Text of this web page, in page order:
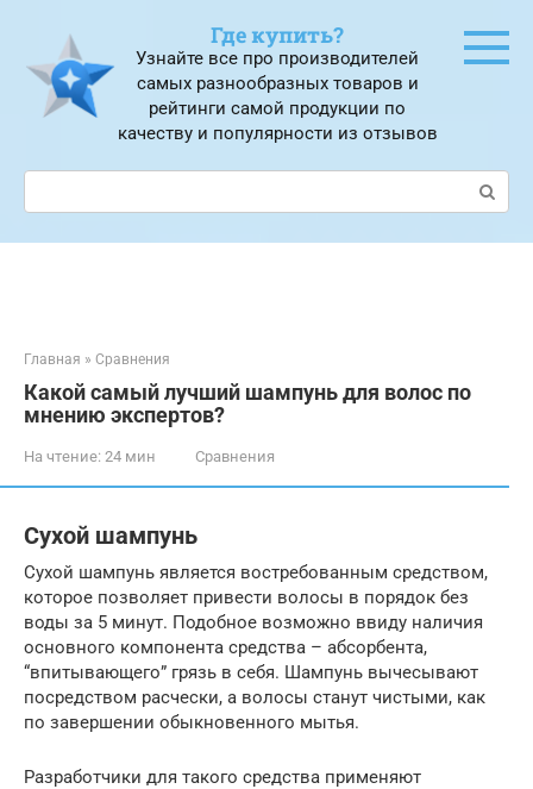
контенту
Где купить?
Узнайте все про производителей
самых разнообразных товаров и
рейтинги самой продукции по
качеству и популярности из отзывов
Поиск:
Главная » Сравнения
Какой самый лучший шампунь для волос по
мнению экспертов?
На чтение: 24 мин Сравнения
Сухой шампунь
Сухой шампунь является востребованным средством,
которое позволяет привести волосы в порядок без
воды за 5 минут. Подобное возможно ввиду наличия
основного компонента средства – абсорбента,
“впитывающего” грязь в себя. Шампунь вычесывают
посредством расчески, а волосы станут чистыми, как
по завершении обыкновенного мытья.
Разработчики для такого средства применяют